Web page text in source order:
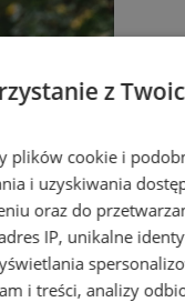
choinką i
z
plików cookie i
i uzyskiwania
oraz do
IP, unikalne
i treści, analizy